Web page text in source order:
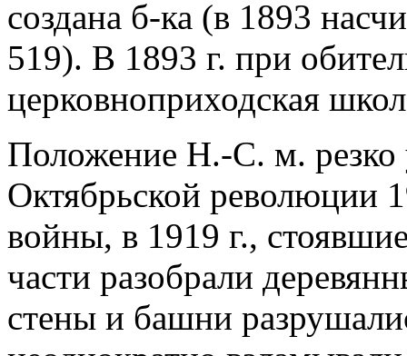
создана б-ка (в 1893
519). В 1893 г. при
церковноприходская
Положение Н.-С. м. резко
Октябрьской революции
войны, в 1919 г.,
части разобрали
стены и башни